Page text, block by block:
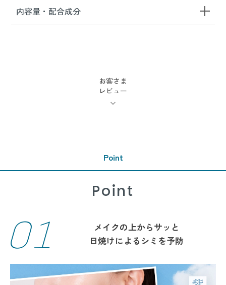
内容量・配合成分
お客さま
レビュー
Point
Point
01
メイクの上からサッと
日焼けによるシミを予防